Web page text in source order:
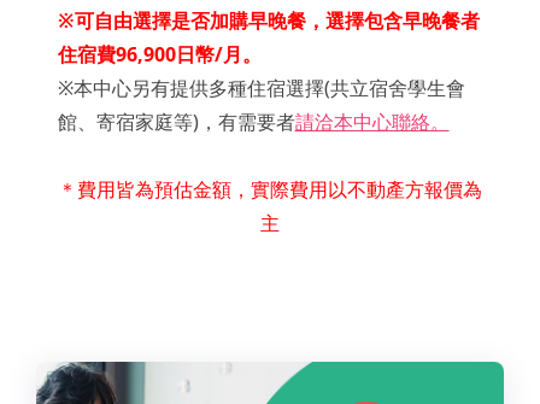
※可自由選擇是否加購早晚餐，選擇包含早晚餐者
住宿費96,900日幣/月。
※本中心另有提供多種住宿選擇(共立宿舍學生會
館、寄宿家庭等)，有需要者請洽本中心聯絡。
＊費用皆為預估金額，實際費用以不動產方報價為
主